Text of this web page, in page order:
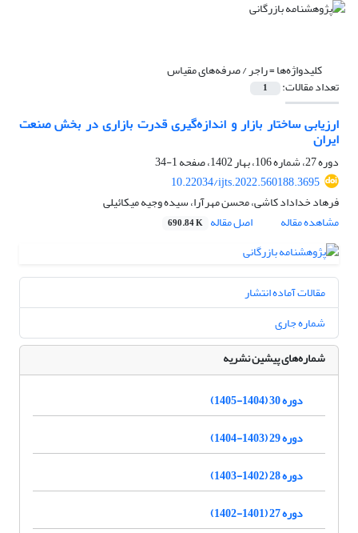
کلیدواژه‌ها =راجر / صرفه‌های مقیاس
تعداد مقالات: 1
ارزیابی ساختار بازار و اندازه‌گیری قدرت بازاری در بخش صنعت
ایران
دوره 27، شماره 106، بهار 1402، صفحه
1-34
10.22034/ijts.2022.560188.3695
فرهاد خداداد کاشی، محسن مهرآرا، سیده وجیه میکائیلی
مشاهده مقاله
اصل مقاله 690.84 K
مقالات آماده انتشار
شماره جاری
شماره‌های پیشین نشریه
دوره 30 (1404-1405)
دوره 29 (1403-1404)
دوره 28 (1402-1403)
دوره 27 (1401-1402)